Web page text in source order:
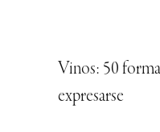
Vinos: 50
expresarse